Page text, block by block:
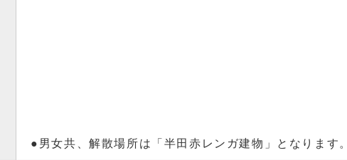
●男女共、解散場所は「半田赤レンガ建物」となります。